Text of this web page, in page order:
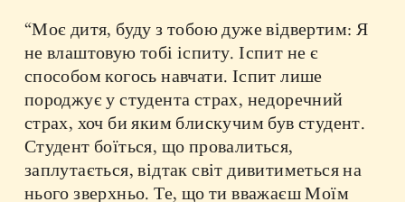
“Моє дитя, буду з тобою дуже відвертим: Я
не влаштовую тобі іспиту. Іспит не є
способом когось навчати. Іспит лише
породжує у студента страх, недоречний
страх, хоч би яким блискучим був студент.
Студент боїться, що провалиться,
заплутається, відтак світ дивитиметься на
нього зверхньо. Те, що ти вважаєш Моїм